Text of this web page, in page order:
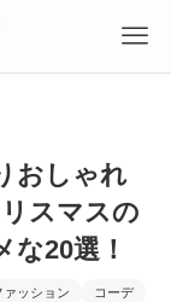
おしゃれ
スマスの
20選！
ァッション コーデ